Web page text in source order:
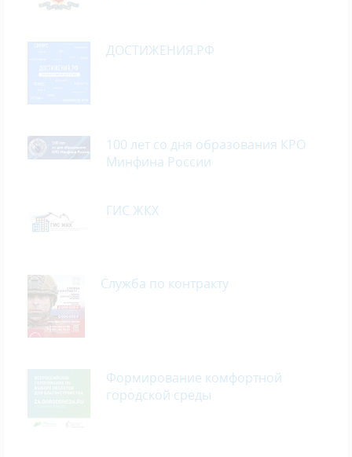
ДОСТИЖЕНИЯ.РФ
100 лет со дня образования КРО
Минфина России
ГИС ЖКХ
Служба по контракту
Формирование комфортной
городской среды